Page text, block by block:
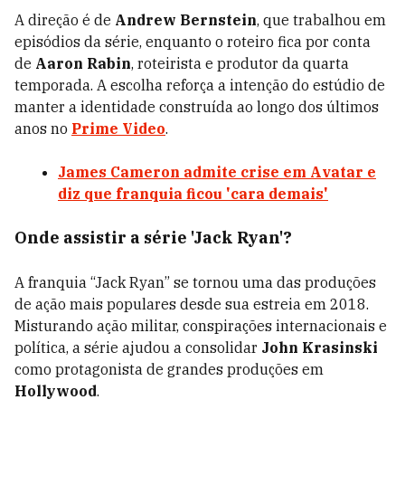
A direção é de Andrew Bernstein, que trabalhou em
episódios da série, enquanto o roteiro fica por conta
de Aaron Rabin, roteirista e produtor da quarta
temporada. A escolha reforça a intenção do estúdio de
manter a identidade construída ao longo dos últimos
anos no Prime Video.
James Cameron admite crise em Avatar e
diz que franquia ficou 'cara demais'
Onde assistir a série 'Jack Ryan'?
A franquia “Jack Ryan” se tornou uma das produções
de ação mais populares desde sua estreia em 2018.
Misturando ação militar, conspirações internacionais e
política, a série ajudou a consolidar John Krasinski
como protagonista de grandes produções em
Hollywood.